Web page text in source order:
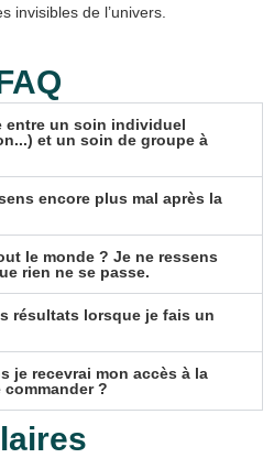
invisibles de l’univers.
entre un soin individuel
et un soin de groupe à
encore plus mal après la
le monde ? Je ne ressens
rien ne se passe.
résultats lorsque je fais un
je recevrai mon accès à la
?